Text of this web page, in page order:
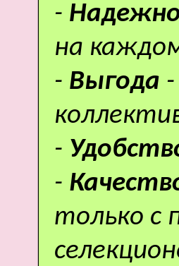
-
на
- Выгода
-
-
только с